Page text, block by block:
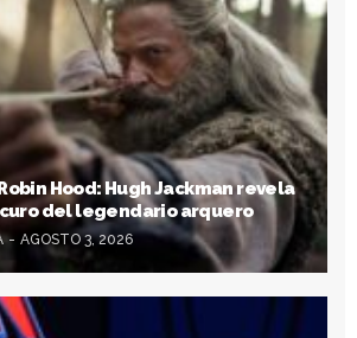
Hood: Hugh Jackman revela
del legendario arquero
AGOSTO 3, 2026